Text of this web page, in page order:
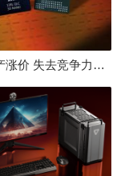
倒逼国产涨价 失去竞争力！三星要减产50%：SSD必须涨价